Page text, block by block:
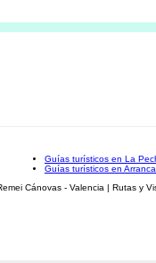
Guías turísticos en La
Guías turísticos en
Cánovas - Valencia | Rutas y